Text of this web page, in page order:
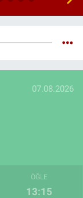
07.08.2026
ÖĞLE
13:15